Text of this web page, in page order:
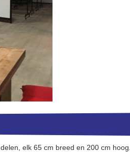
elk 65 cm breed en 200 cm